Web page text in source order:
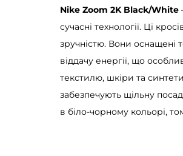
Nike Zoom 2K Black/White
сучасні технології. Ці
зручністю. Вони оснащені
віддачу енергії, що
текстилю, шкіри та
забезпечують щільну
в біло-чорному кольорі,